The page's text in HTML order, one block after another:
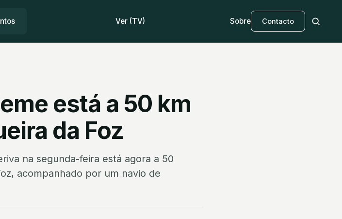
Ver (TV) Sobre Contacto
está a 50 km
da Foz
na segunda-feira está agora a 50
acompanhado por um navio de